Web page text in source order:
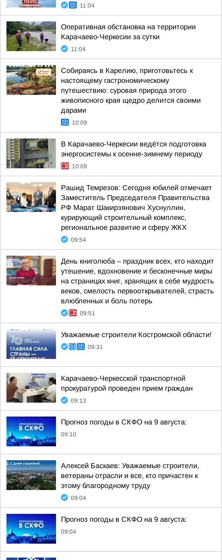
11:04
Оперативная обстановка на территории
Карачаево-Черкесии за сутки
11:04
Собираясь в Карелию, приготовьтесь к
настоящему гастрономическому
путешествию: суровая природа этого
живописного края щедро делится своими
дарами
10:09
В Карачаево-Черкесии ведётся подготовка
энергосистемы к осенне-зимнему периоду
10:09
Рашид Темрезов: Сегодня юбилей отмечает
Заместитель Председателя Правительства
РФ Марат Шакирзянович Хуснуллин,
курирующий строительный комплекс,
региональное развитие и сферу ЖКХ
09:54
День книголюба – праздник всех, кто находит
утешение, вдохновение и бесконечные миры
на страницах книг, хранящих в себе мудрость
веков, смелость первооткрывателей, страсть
влюбленных и боль потерь
09:51
Уважаемые строители Костромской области!
09:31
Карачаево-Черкесской транспортной
прокуратурой проведен прием граждан
09:13
Прогноз погоды в СКФО на 9 августа:
09:10
Алексей Баскаев: Уважаемые строители,
ветераны отрасли и все, кто причастен к
этому благородному труду
09:04
Прогноз погоды в СКФО на 9 августа:
09:04